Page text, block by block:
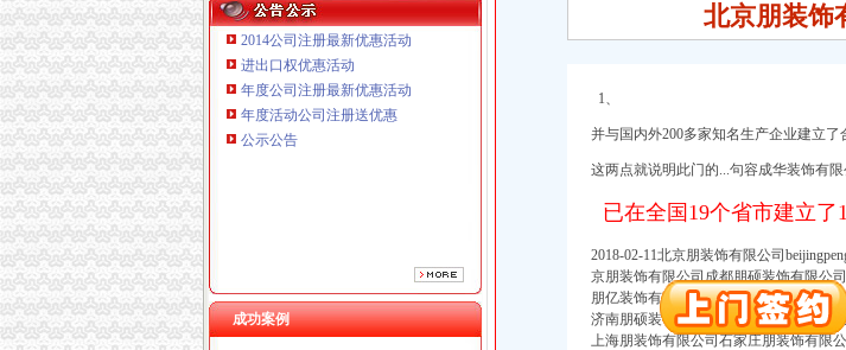
2014公司注册最新优惠活动
进出口权优惠活动
年度公司注册最新优惠活动
年度活动公司注册送优惠
公示公告
成功案例
重庆市优研房地产营销策划有限公司
重庆斯苔登托生物科技有限公司 渝南10万 （工商注册）
重庆恺昶贸易有限公司 渝九 （食品许可证）
重庆凯誉网络通信技术工程有限公司 渝中300万 （工商变更）
北京朋装饰
1、
并与国内外200多家知名生产企业建立了
这两点就说明此门的...句容成华装饰有
已在全国19个省市建立了
2018-02-11北京朋装饰有限公司
京朋装饰有限公司成都朋硕装饰有限公
朋亿装饰有限公司大连朋装饰有限公司
济南朋硕装饰有限公司济南朋亿装饰有
上海朋装饰有限公司石家庄朋装饰有限